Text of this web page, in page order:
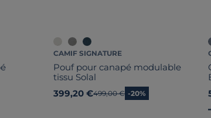
CAMIF SIGNATURE
Pouf pour canapé modulable
tissu Solal
399,20 €Ancien prix
499,00 € -20%